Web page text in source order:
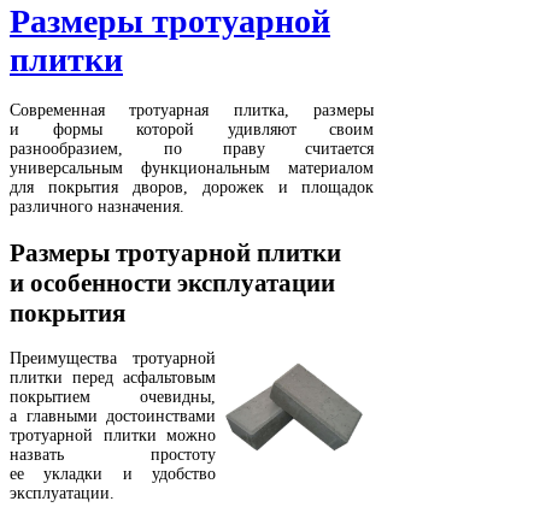
Размеры тротуарной
плитки
Современная тротуарная плитка, размеры
и формы которой удивляют своим
разнообразием, по праву считается
универсальным функциональным материалом
для покрытия дворов, дорожек и площадок
различного назначения.
Размеры тротуарной плитки
и особенности эксплуатации
покрытия
Преимущества тротуарной
плитки перед асфальтовым
покрытием очевидны,
а главными достоинствами
тротуарной плитки можно
назвать простоту
ее укладки и удобство
эксплуатации.